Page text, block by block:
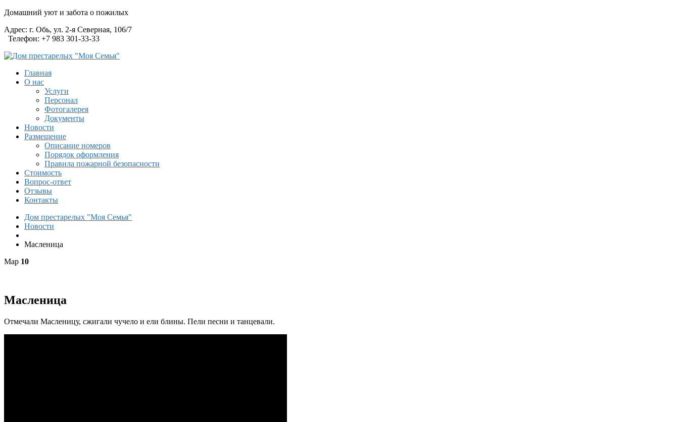
Домашний уют и забота о пожилых
Адрес: г. Обь, ул. 2-я Северная, 106/7
Телефон: +7 983 301-33-33
Главная
О нас
Услуги
Персонал
Фотогалерея
Документы
Новости
Размещение
Описание номеров
Порядок оформления
Правила пожарной безопасности
Стоимость
Вопрос-ответ
Отзывы
Контакты
Дом престарелых "Моя Семья"
Новости
Масленица
Мар 10
Масленица
Отмечали Масленицу, сжигали чучело и ели блины. Пели песни и танцевали.